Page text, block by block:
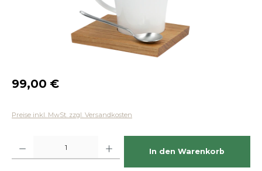
Regulärer Preis:
99,00 €
Preise inkl. MwSt. zzgl. Versandkosten
In den Warenkorb